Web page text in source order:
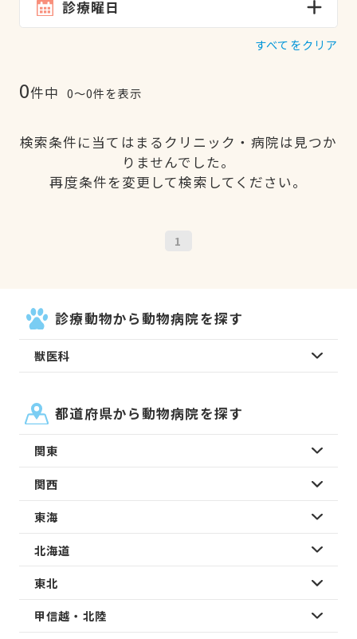
診療曜日
すべてをクリア
0件中 0〜0件を表示
検索条件に当てはまるクリニック・病院は見つか
りませんでした。
再度条件を変更して検索してください。
1
診療動物から動物病院を探す
獣医科
都道府県から動物病院を探す
関東
関西
東海
北海道
東北
甲信越・北陸